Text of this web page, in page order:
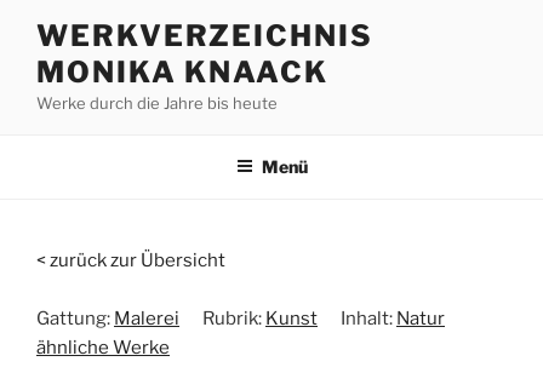
Inhalt
springen
WERKVERZEICHNIS
MONIKA KNAACK
Werke durch die Jahre bis heute
Menü
< zurück zur Übersicht
Gattung: Malerei Rubrik: Kunst Inhalt: Natur
ähnliche Werke